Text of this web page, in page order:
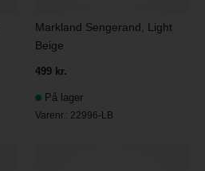
Markland Sengerand, Light
Beige
499 kr.
På lager
Varenr.: 22996-LB